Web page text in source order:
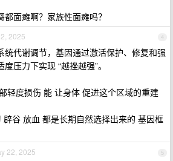
面瘫啊？家族性面瘫吗？
4
2025
统代谢调节，基因通过激活保护、修复和强
压力下实现 “越挫越强”。
轻度损伤 能 让身体 促进这个区域的重建
辟谷 放血 都是长期自然选择出来的 基因框
5
22, 2025